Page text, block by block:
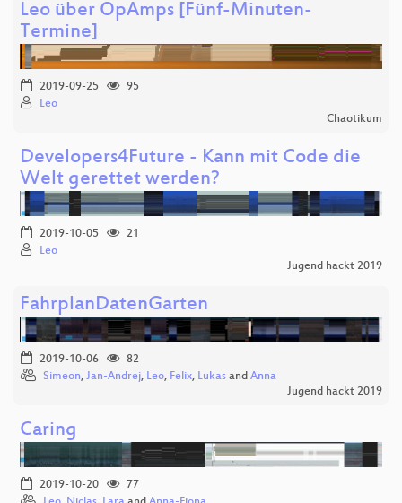
Leo über OpAmps [Fünf-Minuten-
Termine]
2019-09-25
95
Leo
Chaotikum
Developers4Future - Kann mit Code die
Welt gerettet werden?
2019-10-05
21
Leo
Jugend hackt 2019
FahrplanDatenGarten
2019-10-06
82
Simeon, Jan-Andrej, Leo, Felix, Lukas and Anna
Jugend hackt 2019
Caring
2019-10-20
77